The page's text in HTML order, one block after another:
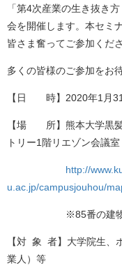
「第4次産業の生き抜き
会を開催します。本セミ
皆さま奮ってご参加くださ
多くの皆様のご参加をお
【日 時】2020年1月
【場 所】熊本大学黒髪
トリー1階リエゾン会議室
http://
u.ac.jp/campusjouhou/
※85番の建物に
【対 象 者】大学院生、
業人）等